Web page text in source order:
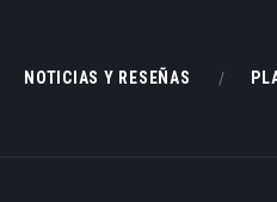
NOTICIAS Y RESEÑAS